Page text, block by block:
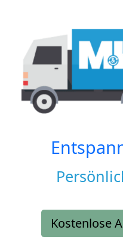
Kostenlose